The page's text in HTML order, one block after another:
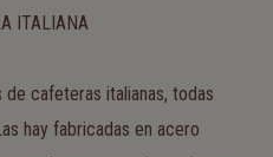
ITALIANA
cafeteras italianas, todas
hay fabricadas en acero